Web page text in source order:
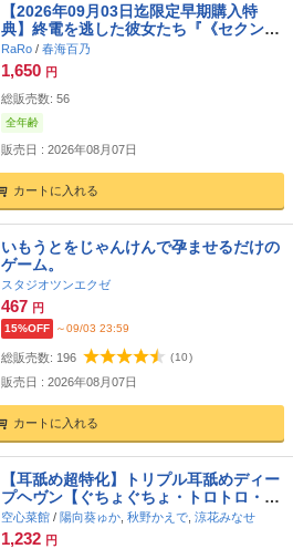
【2026年09月03日迄限定早期購入特
典】終電を逃した彼女たち『《セクン
デ》との癒しのお泊りタイム』シリーズ
～天才ギタリスト、宵月 詩織〜【CV.春
海百乃】
RaRo / 春海百乃
1,650 円
総販売数: 56
全年齢
販売日 : 2026年08月07日
カートに入れる
いもうとをじゃんけんで孕ませるだけの
ゲーム。
スタジオツンエクゼ
467 円
15%OFF ～09/03 23:59
総販売数: 196 (10)
販売日 : 2026年08月07日
カートに入れる
【耳舐め超特化】トリプル耳舐めディー
プヘヴン【ぐちょぐちょ・トロトロ・ゾ
クゾク甘サド天国】
空心菜館 / 陽向葵ゅか 秋野かえで 涼花みなせ
1,232 円